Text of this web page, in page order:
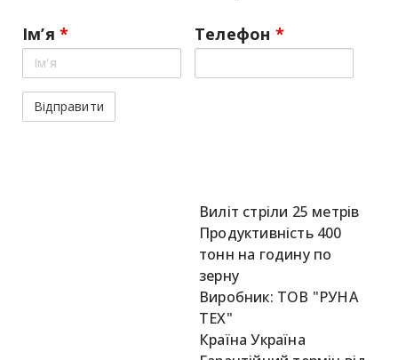
Ім’я * Телефон *
Виліт стріли 25 метрів
Продуктивність 400
тонн на годину по
зерну
Виробник: ТОВ "РУНА
ТЕХ"
Країна Україна